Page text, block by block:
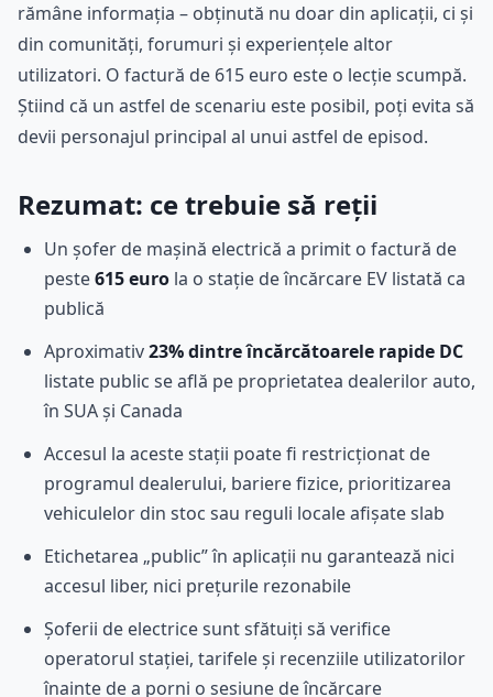
rămâne informația – obținută nu doar din aplicații, ci și
din comunități, forumuri și experiențele altor
utilizatori. O factură de 615 euro este o lecție scumpă.
Știind că un astfel de scenariu este posibil, poți evita să
devii personajul principal al unui astfel de episod.
Rezumat: ce trebuie să reții
Un șofer de mașină electrică a primit o factură de
peste615 euro la o stație de încărcare EV listată ca
publică
Aproximativ23% dintre încărcătoarele rapide DC
listate public se află pe proprietatea dealerilor auto,
în SUA și Canada
Accesul la aceste stații poate fi restricționat de
programul dealerului, bariere fizice, prioritizarea
vehiculelor din stoc sau reguli locale afișate slab
Etichetarea „public” în aplicații nu garantează nici
accesul liber, nici prețurile rezonabile
Șoferii de electrice sunt sfătuiți să verifice
operatorul stației, tarifele și recenziile utilizatorilor
înainte de a porni o sesiune de încărcare